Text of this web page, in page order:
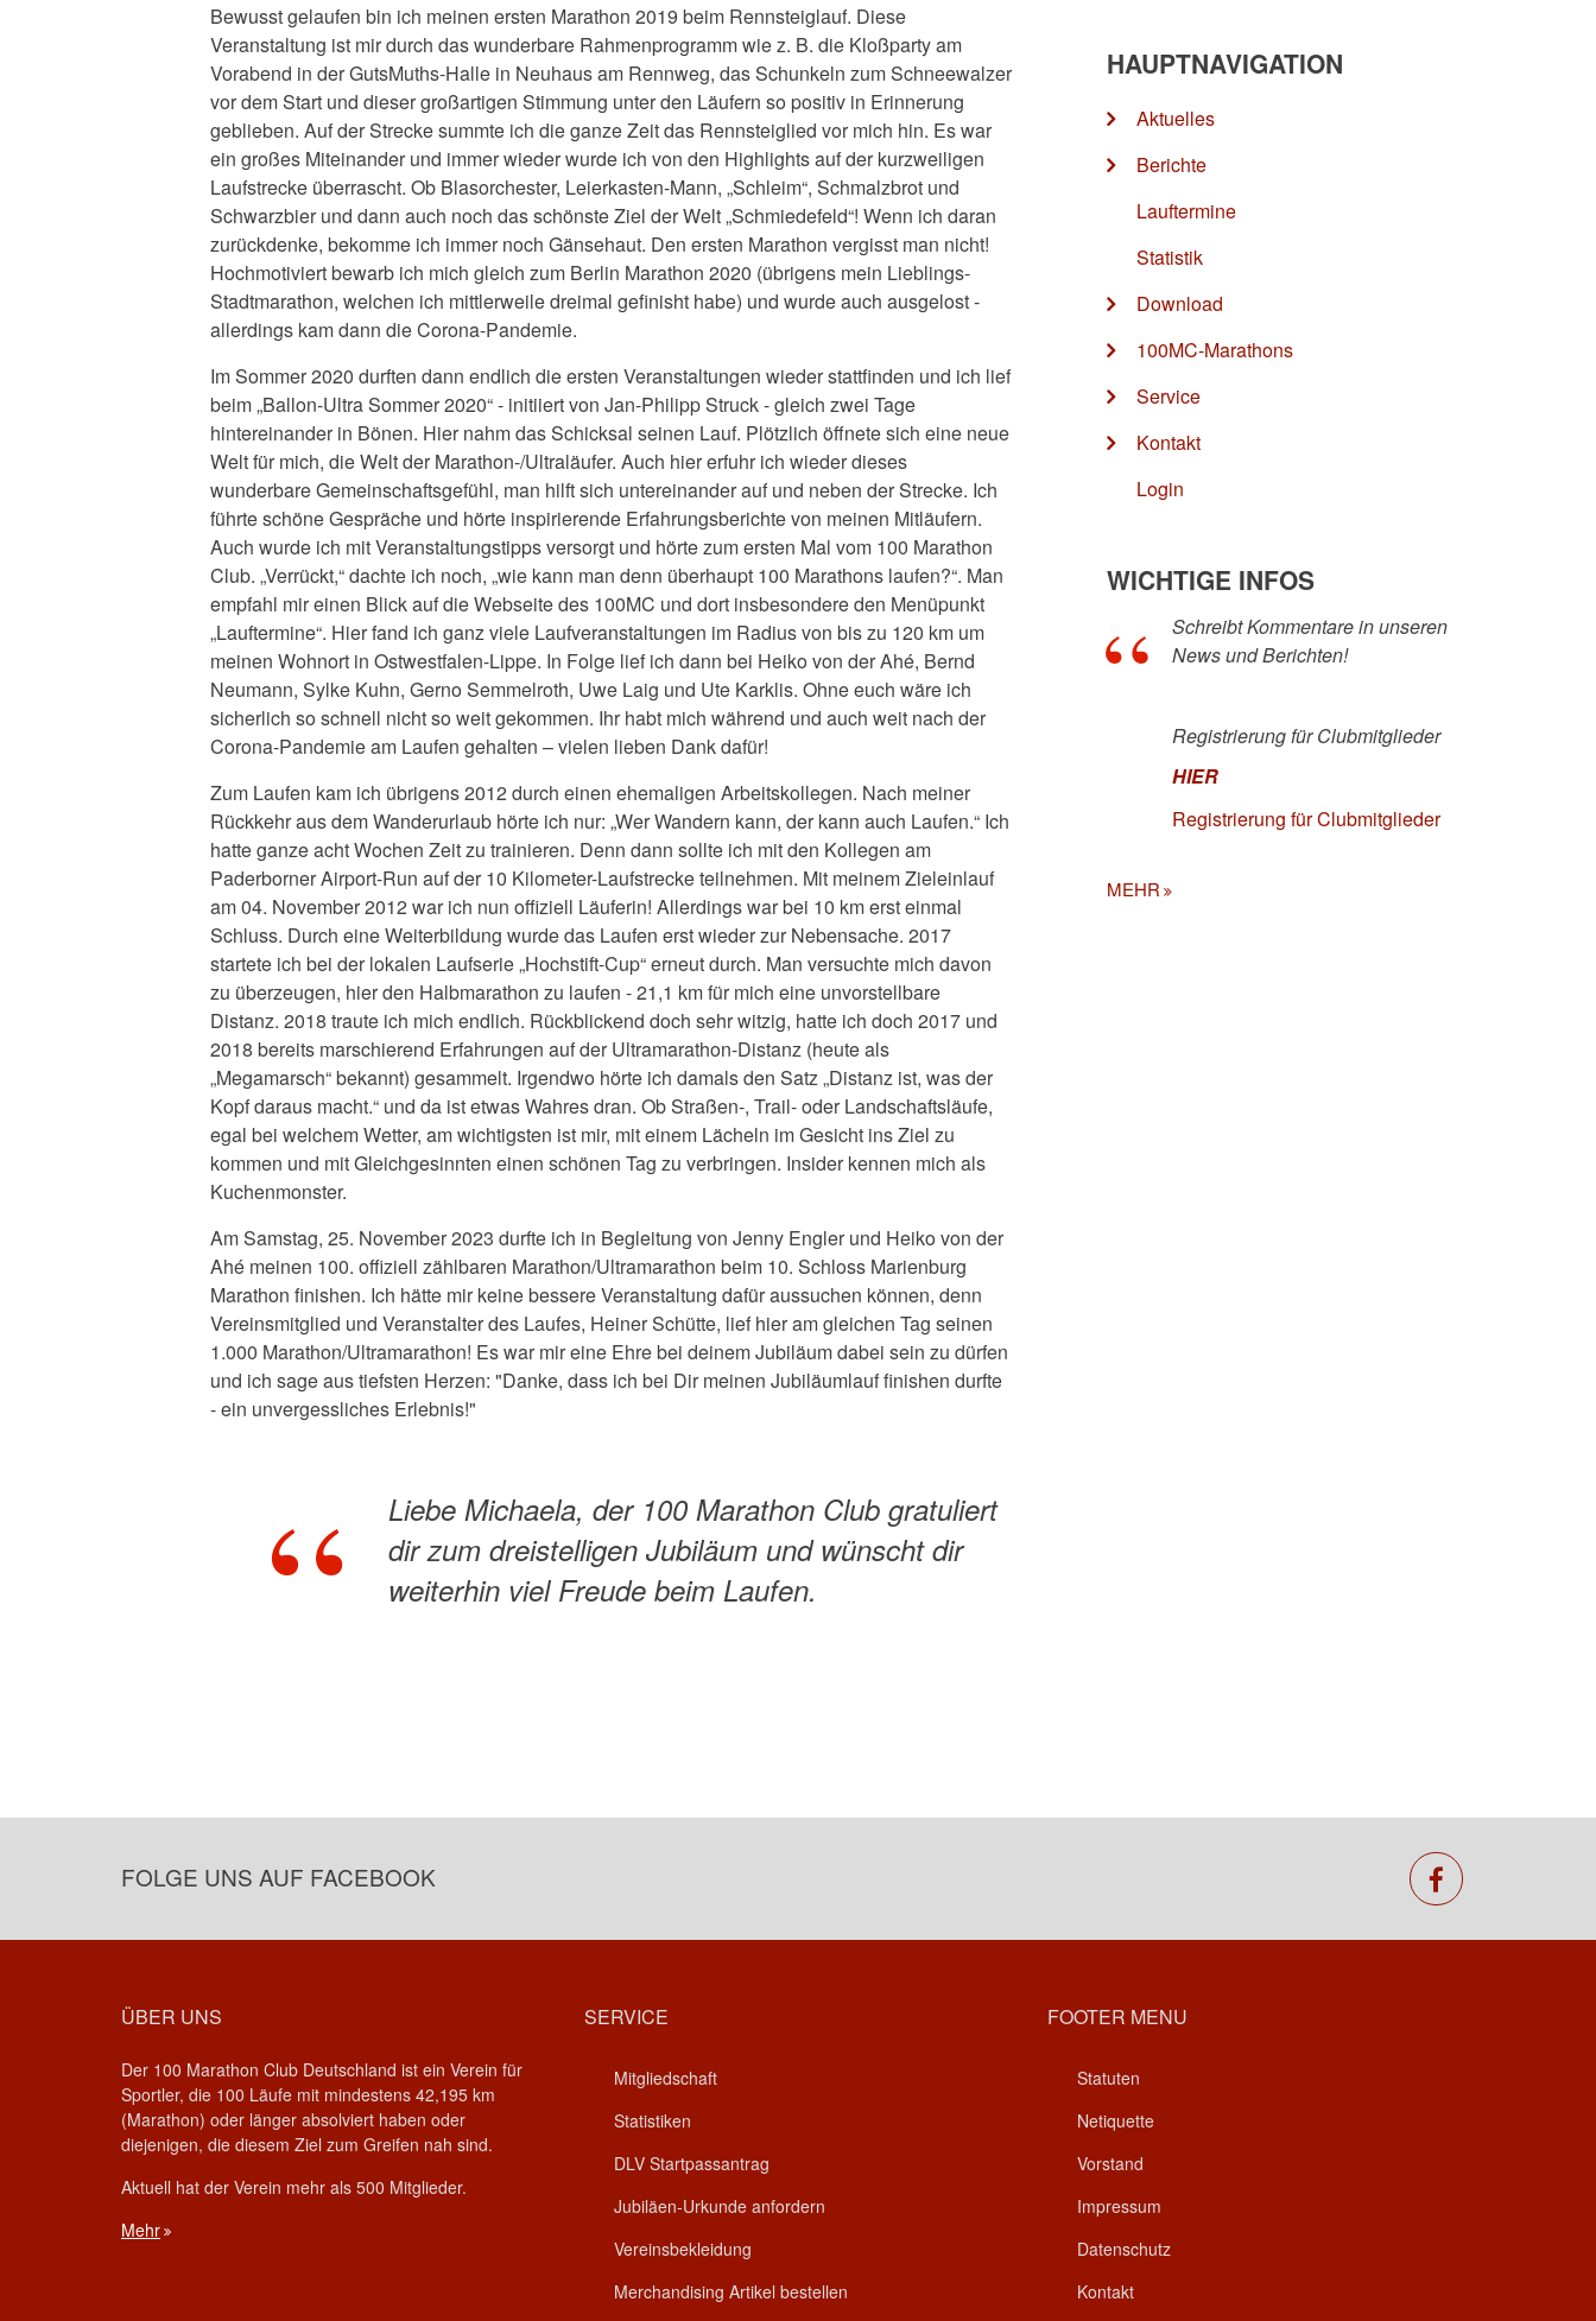
Bewusst gelaufen bin ich meinen ersten Marathon 2019 beim Rennsteiglauf. Diese
Veranstaltung ist mir durch das wunderbare Rahmenprogramm wie z. B. die Kloßparty am
Vorabend in der GutsMuths-Halle in Neuhaus am Rennweg, das Schunkeln zum Schneewalzer
vor dem Start und dieser großartigen Stimmung unter den Läufern so positiv in Erinnerung
geblieben. Auf der Strecke summte ich die ganze Zeit das Rennsteiglied vor mich hin. Es war
ein großes Miteinander und immer wieder wurde ich von den Highlights auf der kurzweiligen
Laufstrecke überrascht. Ob Blasorchester, Leierkasten-Mann, „Schleim“, Schmalzbrot und
Schwarzbier und dann auch noch das schönste Ziel der Welt „Schmiedefeld“! Wenn ich daran
zurückdenke, bekomme ich immer noch Gänsehaut. Den ersten Marathon vergisst man nicht!
Hochmotiviert bewarb ich mich gleich zum Berlin Marathon 2020 (übrigens mein Lieblings-
Stadtmarathon, welchen ich mittlerweile dreimal gefinisht habe) und wurde auch ausgelost -
allerdings kam dann die Corona-Pandemie.
Im Sommer 2020 durften dann endlich die ersten Veranstaltungen wieder stattfinden und ich lief
beim „Ballon-Ultra Sommer 2020“ - initiiert von Jan-Philipp Struck - gleich zwei Tage
hintereinander in Bönen. Hier nahm das Schicksal seinen Lauf. Plötzlich öffnete sich eine neue
Welt für mich, die Welt der Marathon-/Ultraläufer. Auch hier erfuhr ich wieder dieses
wunderbare Gemeinschaftsgefühl, man hilft sich untereinander auf und neben der Strecke. Ich
führte schöne Gespräche und hörte inspirierende Erfahrungsberichte von meinen Mitläufern.
Auch wurde ich mit Veranstaltungstipps versorgt und hörte zum ersten Mal vom 100 Marathon
Club. „Verrückt,“ dachte ich noch, „wie kann man denn überhaupt 100 Marathons laufen?“. Man
empfahl mir einen Blick auf die Webseite des 100MC und dort insbesondere den Menüpunkt
„Lauftermine“. Hier fand ich ganz viele Laufveranstaltungen im Radius von bis zu 120 km um
meinen Wohnort in Ostwestfalen-Lippe. In Folge lief ich dann bei Heiko von der Ahé, Bernd
Neumann, Sylke Kuhn, Gerno Semmelroth, Uwe Laig und Ute Karklis. Ohne euch wäre ich
sicherlich so schnell nicht so weit gekommen. Ihr habt mich während und auch weit nach der
Corona-Pandemie am Laufen gehalten – vielen lieben Dank dafür!
Zum Laufen kam ich übrigens 2012 durch einen ehemaligen Arbeitskollegen. Nach meiner
Rückkehr aus dem Wanderurlaub hörte ich nur: „Wer Wandern kann, der kann auch Laufen.“ Ich
hatte ganze acht Wochen Zeit zu trainieren. Denn dann sollte ich mit den Kollegen am
Paderborner Airport-Run auf der 10 Kilometer-Laufstrecke teilnehmen. Mit meinem Zieleinlauf
am 04. November 2012 war ich nun offiziell Läuferin! Allerdings war bei 10 km erst einmal
Schluss. Durch eine Weiterbildung wurde das Laufen erst wieder zur Nebensache. 2017
startete ich bei der lokalen Laufserie „Hochstift-Cup“ erneut durch. Man versuchte mich davon
zu überzeugen, hier den Halbmarathon zu laufen - 21,1 km für mich eine unvorstellbare
Distanz. 2018 traute ich mich endlich. Rückblickend doch sehr witzig, hatte ich doch 2017 und
2018 bereits marschierend Erfahrungen auf der Ultramarathon-Distanz (heute als
„Megamarsch“ bekannt) gesammelt. Irgendwo hörte ich damals den Satz „Distanz ist, was der
Kopf daraus macht.“ und da ist etwas Wahres dran. Ob Straßen-, Trail- oder Landschaftsläufe,
egal bei welchem Wetter, am wichtigsten ist mir, mit einem Lächeln im Gesicht ins Ziel zu
kommen und mit Gleichgesinnten einen schönen Tag zu verbringen. Insider kennen mich als
Kuchenmonster.
Am Samstag, 25. November 2023 durfte ich in Begleitung von Jenny Engler und Heiko von der
Ahé meinen 100. offiziell zählbaren Marathon/Ultramarathon beim 10. Schloss Marienburg
Marathon finishen. Ich hätte mir keine bessere Veranstaltung dafür aussuchen können, denn
Vereinsmitglied und Veranstalter des Laufes, Heiner Schütte, lief hier am gleichen Tag seinen
1.000 Marathon/Ultramarathon! Es war mir eine Ehre bei deinem Jubiläum dabei sein zu dürfen
und ich sage aus tiefsten Herzen: "Danke, dass ich bei Dir meinen Jubiläumlauf finishen durfte
- ein unvergessliches Erlebnis!"
Liebe Michaela, der 100 Marathon Club gratuliert
dir zum dreistelligen Jubiläum und wünscht dir
weiterhin viel Freude beim Laufen.
HAUPTNAVIGATION
Aktuelles
Berichte
Lauftermine
Statistik
Download
100MC-Marathons
Service
Kontakt
Login
WICHTIGE INFOS
Schreibt Kommentare in unseren
News und Berichten!
Registrierung für Clubmitglieder
HIER
Registrierung für Clubmitglieder
MEHR
FOLGE UNS AUF FACEBOOK facebook
ÜBER UNS
Der 100 Marathon Club Deutschland ist ein Verein für
Sportler, die 100 Läufe mit mindestens 42,195 km
(Marathon) oder länger absolviert haben oder
diejenigen, die diesem Ziel zum Greifen nah sind.
Aktuell hat der Verein mehr als 500 Mitglieder.
Mehr
SERVICE
Mitgliedschaft
Statistiken
DLV Startpassantrag
Jubiläen-Urkunde anfordern
Vereinsbekleidung
Merchandising Artikel bestellen
FOOTER MENU
Statuten
Netiquette
Vorstand
Impressum
Datenschutz
Kontakt